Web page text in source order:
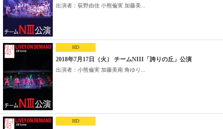
出演者：荻野由佳 小熊倫実 加藤美...
HD
2018年7月17日（火） チームNIII「誇りの丘」公演
出演者：小熊倫実 加藤美南 角ゆり...
HD